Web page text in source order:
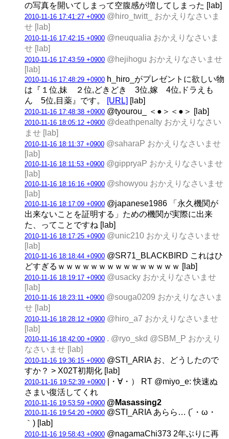
の写真を開いてしまって空腹感が増してしまった [lab]
2010-11-16 17:41:27 +0900 @hiro_twitt_ おかえりなさいま
せ [lab]
2010-11-16 17:42:15 +0900 @neuqualia おかえりなさいま
せ [lab]
2010-11-16 17:43:59 +0900 @hejihogu おかえりなさいませ
[lab]
2010-11-16 17:48:29 +0900 h_hiro_がプレゼントに欲しい物
は『１位,妹 ２位,どきどき 3位,嫁 4位,ドラえも
ん 5位,目薬』です。
[URL] [lab]
2010-11-16 17:48:38 +0900 @tyourou_ ＜●＞＜●＞ [lab]
2010-11-16 18:05:12 +0900 @deathpenalty おかえりなさい
ませ [lab]
2010-11-16 18:11:37 +0900 @saharaP おかえりなさいませ
[lab]
2010-11-16 18:11:53 +0900 @gippryaP おかえりなさいませ
[lab]
2010-11-16 18:16:16 +0900 @showyou おかえりなさいませ
[lab]
2010-11-16 18:17:09 +0900 @japanese1986 「永久機関が
出来ないことを証明する」ための機関が実際に出来
た、ってことですね [lab]
2010-11-16 18:17:25 +0900 @unic210 おかえりなさいませ
[lab]
2010-11-16 18:18:44 +0900 @SR71_BLACKBIRD これはひ
どすぎるｗｗｗｗｗｗｗｗｗｗｗｗｗｗｗ [lab]
2010-11-16 18:19:17 +0900 @usacky おかえりなさいませ
[lab]
2010-11-16 18:23:11 +0900 @souga0209 おかえりなさいま
せ [lab]
2010-11-16 18:28:12 +0900 @hiro_a7 おかえりなさいませ
[lab]
2010-11-16 18:42:00 +0900 . @ryo_skd @SBM_P おかえり
なさいませ [lab]
2010-11-16 19:36:15 +0900 @STI_ARIA お、どうしたので
すか？ > X02T初期化 [lab]
2010-11-16 19:52:39 +0900 |・∀・） RT @miyo_e: 快速ぬ
さまい復活してくれ
2010-11-16 19:53:59 +0900 @Masassing2
2010-11-16 19:54:20 +0900 @STI_ARIA あらら… (´・ω・
｀) [lab]
2010-11-16 19:58:43 +0900 @nagamaChi373 2年ぶりに再